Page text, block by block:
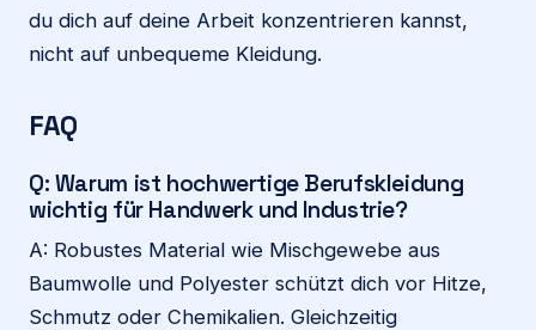
du dich auf deine Arbeit konzentrieren kannst,
nicht auf unbequeme Kleidung.
FAQ
Q: Warum ist hochwertige Berufskleidung
wichtig für Handwerk und Industrie?
A: Robustes Material wie Mischgewebe aus
Baumwolle und Polyester schützt dich vor Hitze,
Schmutz oder Chemikalien. Gleichzeitig